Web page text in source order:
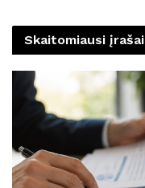
Skaitomiausi įrašai